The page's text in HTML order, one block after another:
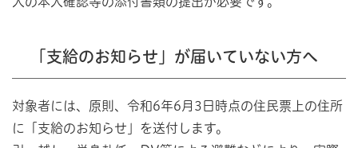
「支給のお知らせ」が届いていない方へ
対象者には、原則、令和6年6月3日時点の住民票上の住所
に「支給のお知らせ」を送付します。